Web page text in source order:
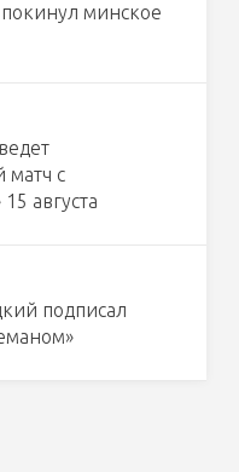
минское
матч с
августа
подписал